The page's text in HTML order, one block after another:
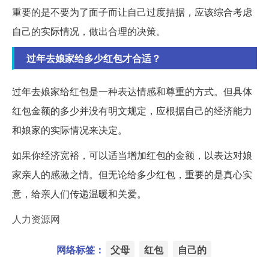
重要的是不要为了面子而让自己过度拮据，应该综合考虑
自己的实际情况，做出合理的决策。
过年去娘家给多少红包才合适？
过年去娘家给红包是一种表达情感和尊重的方式。但具体
红包金额的多少并没有明文规定，应根据自己的经济能力
和娘家的实际情况来决定。
如果你经济宽裕，可以适当增加红包的金额，以表达对娘
家亲人的感激之情。但无论给多少红包，重要的是真心实
意，给亲人们传递温暖和关爱。
人力资源网
网络标签： 父母 红包 自己的